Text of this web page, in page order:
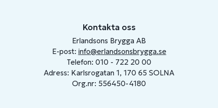
Kontakta oss
Erlandsons Brygga AB
E-post: info@erlandsonsbrygga.se
Telefon: 010 - 722 20 00
Adress: Karlsrogatan 1, 170 65 SOLNA
Org.nr: 556450-4180